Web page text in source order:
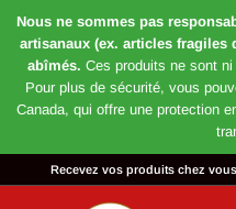
Nous ne sommes pas
artisanaux (ex. articles fragiles
abîmés. Ces produits ne sont
Pour plus de sécurité, vous
Canada, qui offre une protection
Recevez vos produits chez